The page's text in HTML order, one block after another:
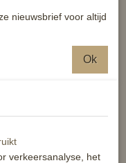
nieuwsbrief voor altijd
Ok
verkeersanalyse, het